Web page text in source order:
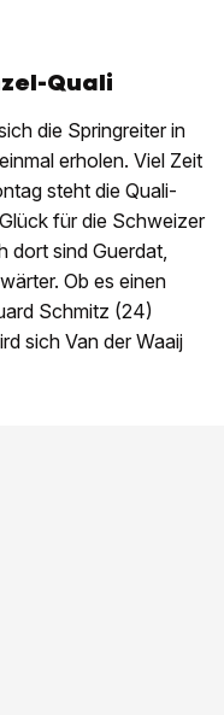
Quali
die Springreiter in
erholen. Viel Zeit
steht die Quali-
für die Schweizer
dort sind Guerdat,
Ob es einen
Schmitz (24)
sich Van der Waaij